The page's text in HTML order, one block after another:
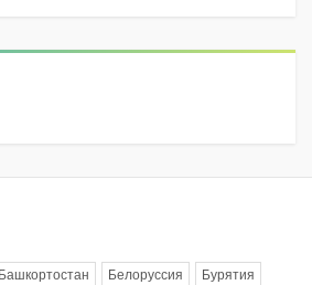
Башкортостан Белоруссия Бурятия